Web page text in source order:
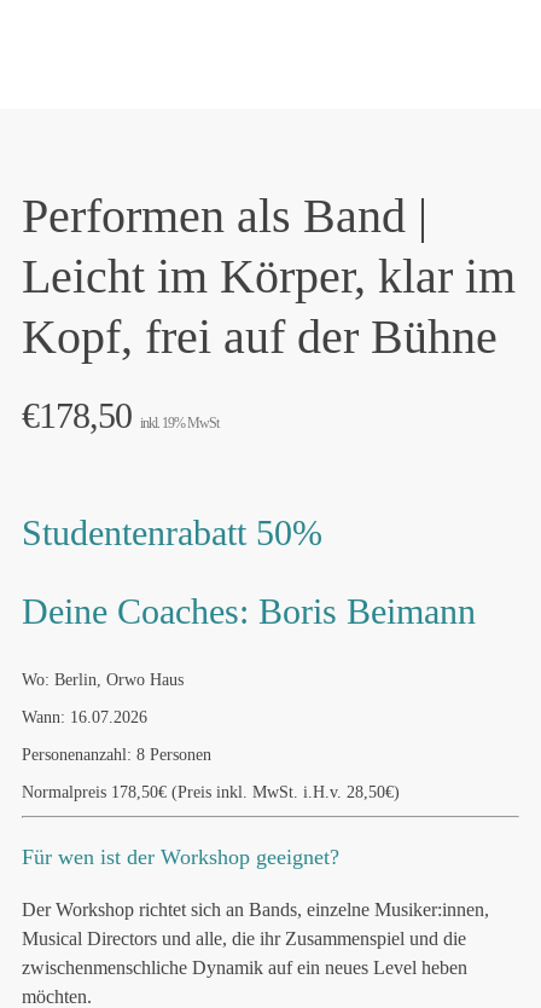
Performen als Band |
Leicht im Körper, klar im
Kopf, frei auf der Bühne
€178,50 inkl. 19% MwSt
Studentenrabatt 50%
Deine Coaches: Boris Beimann
Wo: Berlin, Orwo Haus
Wann: 16.07.2026
Personenanzahl: 8 Personen
Normalpreis 178,50€ (Preis inkl. MwSt. i.H.v. 28,50€)
Für wen ist der Workshop geeignet?
Der Workshop richtet sich an Bands, einzelne Musiker:innen,
Musical Directors und alle, die ihr Zusammenspiel und die
zwischenmenschliche Dynamik auf ein neues Level heben
möchten.